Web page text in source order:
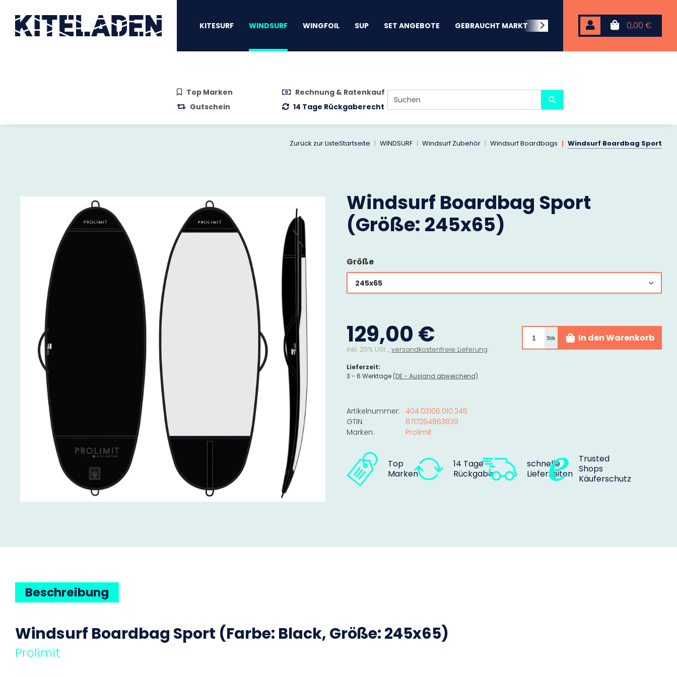
0,00 €
KITESURF WINDSURF WINGFOIL SUP SET ANGEBOTE GEBRAUCHT MARKT BEACHWEAR NEOPREN
Top Marken
Rechnung & Ratenkauf
Gutschein
14 Tage Rückgaberecht
Zurück zur ListeStartseite WINDSURF Windsurf Zubehör Windsurf Boardbags Windsurf Boardbag Sport
Windsurf Boardbag Sport
(Größe: 245x65)
Größe
245x65
129,00 €
inkl. 20% USt. , versandkostenfreie Lieferung
Lieferzeit:
3 - 6 Werktage (DE - Ausland abweichend)
Stk In den Warenkorb
Artikelnummer: 404.03106.010.245
GTIN:
8717264863839
Marken:
Prolimit
Top
Marken
14 Tage
Rückgabe
schnelle
Lieferzeiten
Trusted
Shops
Käuferschutz
Beschreibung
Windsurf Boardbag Sport (Farbe: Black, Größe: 245x65)
Prolimit